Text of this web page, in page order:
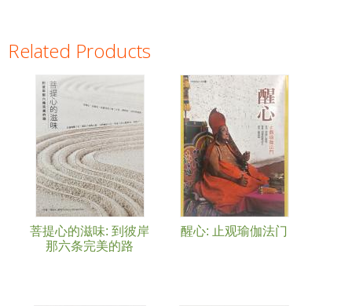
Related Products
菩提心的滋味: 到彼岸
那六条完美的路
醒心: 止观瑜伽法门
Pages